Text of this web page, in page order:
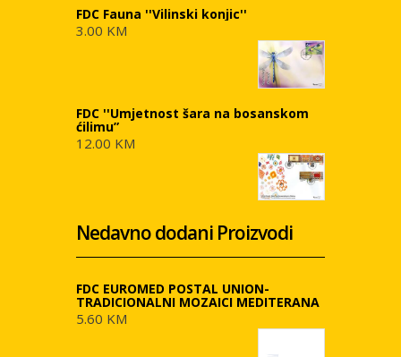
FDC Fauna ''Vilinski konjic''
3.00 KM
FDC ''Umjetnost šara na bosanskom
ćilimu”
12.00 KM
Nedavno dodani Proizvodi
FDC EUROMED POSTAL UNION-
TRADICIONALNI MOZAICI MEDITERANA
5.60 KM